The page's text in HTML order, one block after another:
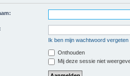
Ik ben mijn wachtwoord vergeten
Onthouden
Mij deze sessie niet